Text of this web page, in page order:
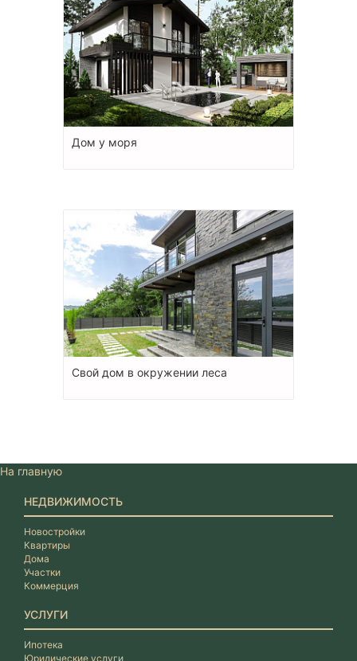
Дом у моря
Свой дом в окружении леса
На главную
НЕДВИЖИМОСТЬ
Новостройки
Квартиры
Дома
Участки
Коммерция
УСЛУГИ
Ипотека
Юридические услуги